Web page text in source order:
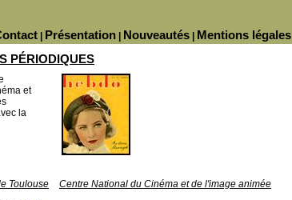
Mentions légales
Nouveautés
Présentation
PÉRIODIQUES
et
la
Toulouse
Centre National du Cinéma et de l'image animée